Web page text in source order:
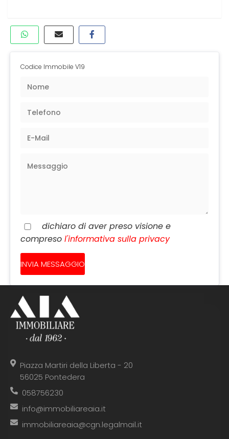
Codice Immobile V19
dichiaro di aver preso visione e
compreso l'informativa sulla privacy
Piazza Martiri della Liberta - 20
56025 Pontedera
058756230
info@immobiliareaia.it
immobiliareaia@cgn.legalmail.it